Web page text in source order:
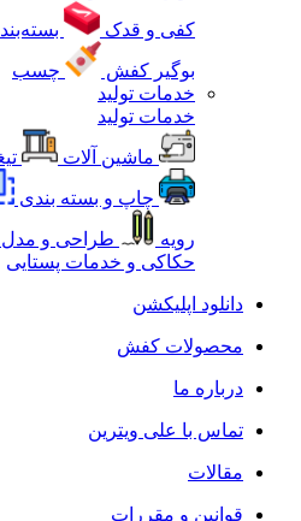
کفی و قدک
بوگیر کفش
چسب
خدمات تولید
خدمات تولید
ماشین آلات
چاپ و بسته بندی
رویه
طراحی و مدل
حکاکی و خدمات پستایی
دانلود اپلیکشن
محصولات کفش
درباره ما
تماس با علی ویترین
مقالات
قوانین و مقررات